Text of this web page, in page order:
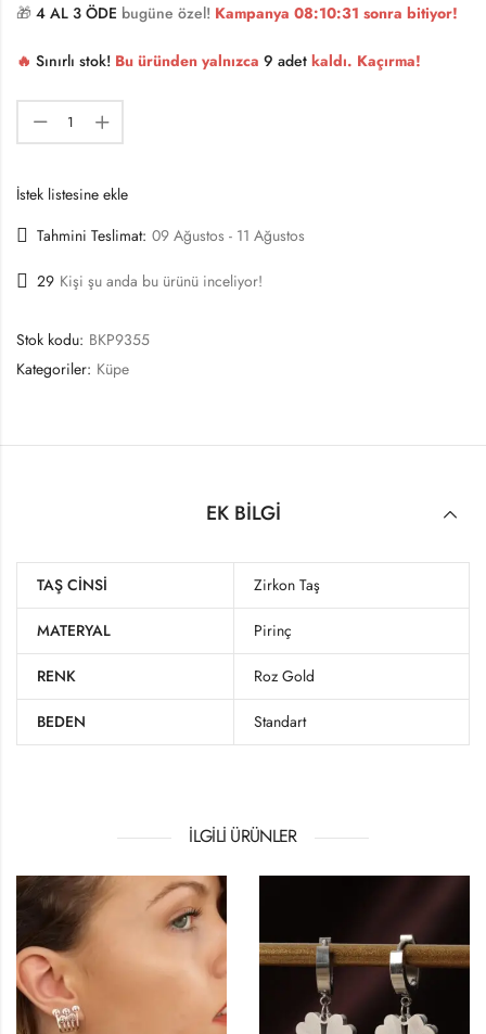
🎁 4 AL 3 ÖDE bugüne özel! Kampanya 08:10:31 sonra bitiyor!
🔥 Sınırlı stok! Bu üründen yalnızca 9 adet kaldı. Kaçırma!
İstek listesine ekle
Tahmini Teslimat: 09 Ağustos - 11 Ağustos
29 Kişi şu anda bu ürünü inceliyor!
Stok kodu: BKP9355
Kategoriler: Küpe
EK BILGI
TAŞ CINSI Zirkon Taş
MATERYAL Pirinç
RENK Roz Gold
BEDEN Standart
İLGILI ÜRÜNLER